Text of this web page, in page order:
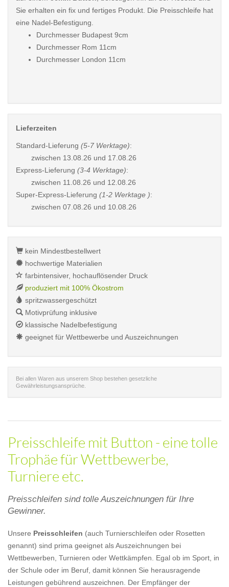
Sie erhalten ein fix und fertiges Produkt. Die Preisschleife hat
eine Nadel-Befestigung.
Durchmesser Budapest 9cm
Durchmesser Rom 11cm
Durchmesser London 11cm
Lieferzeiten
Standard-Lieferung (5-7 Werktage):
zwischen 13.08.26 und 17.08.26
Express-Lieferung (3-4 Werktage):
zwischen 11.08.26 und 12.08.26
Super-Express-Lieferung (1-2 Werktage ):
zwischen 07.08.26 und 10.08.26
kein Mindestbestellwert
hochwertige Materialien
farbintensiver, hochauflösender Druck
produziert mit 100% Ökostrom
spritzwassergeschützt
Motivprüfung inklusive
klassische Nadelbefestigung
geeignet für Wettbewerbe und Auszeichnungen
Bei allen Waren aus unserem Shop bestehen gesetzliche
Gewährleistungsansprüche.
Preisschleife mit Button - eine tolle
Trophäe für Wettbewerbe,
Turniere etc.
Preisschleifen sind tolle Auszeichnungen für Ihre
Gewinner.
Unsere Preisschleifen (auch Turnierschleifen oder Rosetten
genannt) sind prima geeignet als Auszeichnungen bei
Wettbewerben, Turnieren oder Wettkämpfen. Egal ob im Sport, in
der Schule oder im Beruf, damit können Sie herausragende
Leistungen gebührend auszeichnen. Der Empfänger der